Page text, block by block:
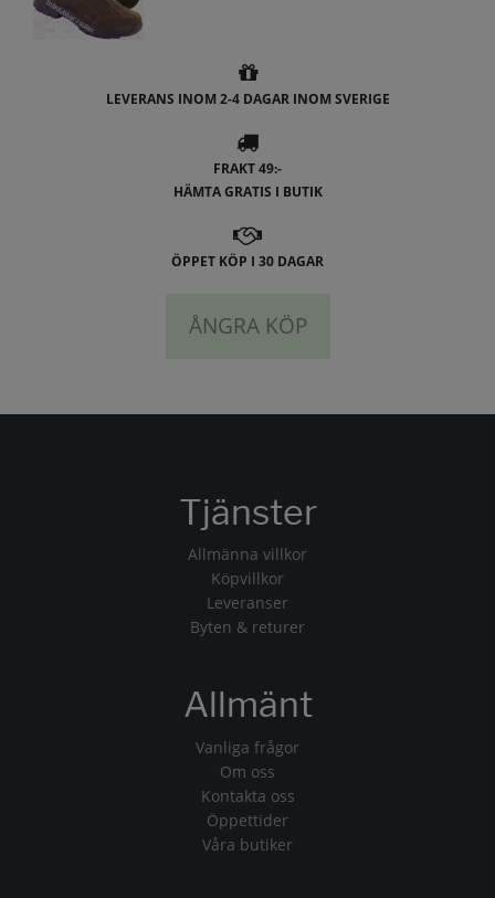
LEVERANS INOM 2-4 DAGAR INOM SVERIGE
FRAKT 49:-
HÄMTA GRATIS I BUTIK
ÖPPET KÖP I 30 DAGAR
ÅNGRA KÖP
Tjänster
Allmänna villkor
Köpvillkor
Leveranser
Byten & returer
Allmänt
Vanliga frågor
Om oss
Kontakta oss
Öppettider
Våra butiker